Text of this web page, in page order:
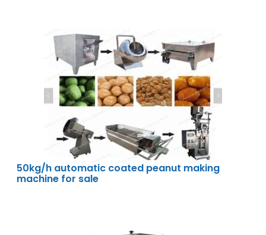
50kg/h automatic coated peanut making
machine for sale